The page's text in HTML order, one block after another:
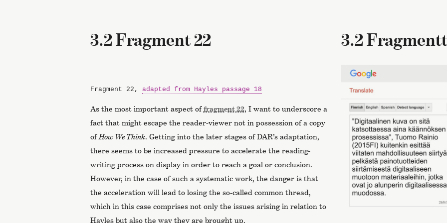
3.2 Fragment 22
Fragment 22, adapted from Hayles passage 18
As the most important aspect offragment 22, I want to underscore a
fact that might escape the reader-viewer not in possession of a copy
of How We Think. Getting into the later stages of DAR’s adaptation,
there seems to be increased pressure to accelerate the reading-
writing process on display in order to reach a goal or conclusion.
However, in the case of such a systematic work, the danger is that
the acceleration will lead to losing the so-called common thread,
which in this case comprises not only the issues arising in relation to
Hayles but also the way they are brought up.
3.2